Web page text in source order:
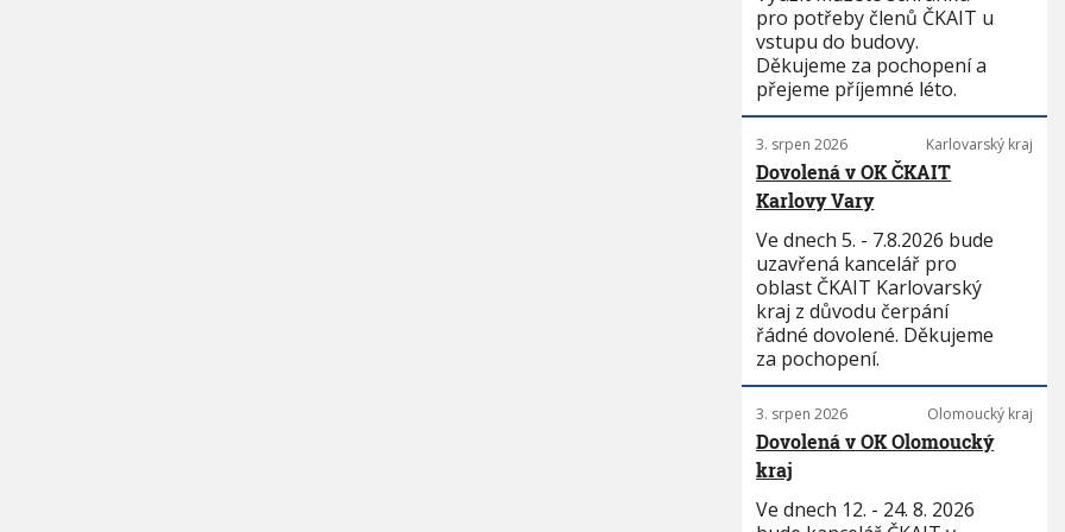
pro potřeby členů ČKAIT u
vstupu do budovy.
Děkujeme za pochopení a
přejeme příjemné léto.
3. srpen 2026 Karlovarský kraj
Dovolená v OK ČKAIT
Karlovy Vary
Ve dnech 5. - 7.8.2026 bude
uzavřená kancelář pro
oblast ČKAIT Karlovarský
kraj z důvodu čerpání
řádné dovolené. Děkujeme
za pochopení.
3. srpen 2026 Olomoucký kraj
Dovolená v OK Olomoucký
kraj
Ve dnech 12. - 24. 8. 2026